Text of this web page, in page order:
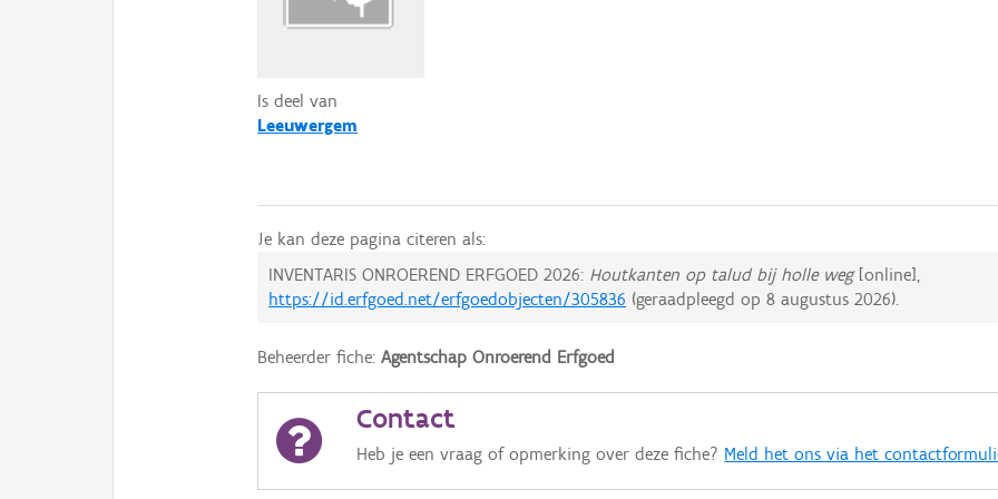
Is deel van
Leeuwergem
Je kan deze pagina citeren als:
INVENTARIS ONROEREND ERFGOED 2026: Houtkanten op talud bij holle weg[online],
https://id.erfgoed.net/erfgoedobjecten/305836 (geraadpleegd op8 augustus 2026).
Beheerder fiche:Agentschap Onroerend Erfgoed
Contact
Heb je een vraag of opmerking over deze fiche? Meld het ons via het